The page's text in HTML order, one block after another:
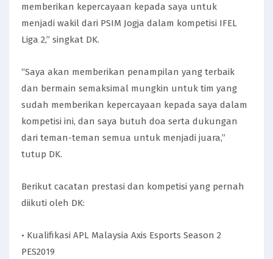
memberikan kepercayaan kepada saya untuk
menjadi wakil dari PSIM Jogja dalam kompetisi IFEL
Liga 2,” singkat DK.
“Saya akan memberikan penampilan yang terbaik
dan bermain semaksimal mungkin untuk tim yang
sudah memberikan kepercayaan kepada saya dalam
kompetisi ini, dan saya butuh doa serta dukungan
dari teman-teman semua untuk menjadi juara,”
tutup DK.
Berikut cacatan prestasi dan kompetisi yang pernah
diikuti oleh DK:
• Kualifikasi APL Malaysia Axis Esports Season 2
PES2019